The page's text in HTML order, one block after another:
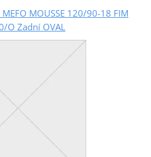
MOUSSE 120/90-18 FIM
O Zadní OVAL